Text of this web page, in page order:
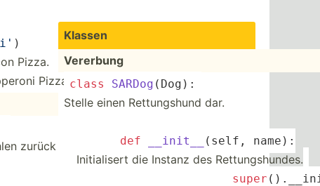
)
Pizza.
Pizza.
zurück
Klassen
Vererbung
class SARDog ( Dog ):
Stelle einen Rettun­gshund dar.
def __init ( ­self, name ):
Initia­lisert die Instanz des Rettun­gsh­undes.
super